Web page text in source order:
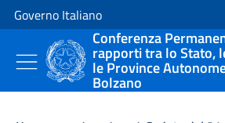
Vai al contenuto
Vai alla navigazione del sito
Governo Italiano
Conferenza
rapporti tra lo Stato,
le Province
Bolzano